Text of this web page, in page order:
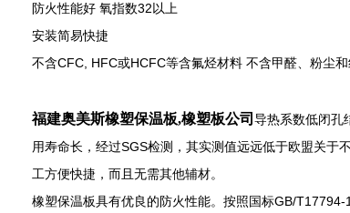
防火性能好 氧指数32以上
安装简易快捷
不含CFC, HFC或HCFC等含氟烃材料 不含甲醛、粉尘
福建奥美斯橡塑保温板,橡塑板公司 导热系数低闭孔
用寿命长，经过SGS检测，其实测值远远低于欧盟关
工方便快捷，而且无需其他辅材。
橡塑保温板具有优良的防火性能。按照国标GB/